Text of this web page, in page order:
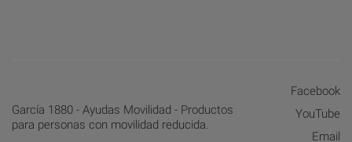
Facebook
YouTube
Email
García 1880 - Ayudas Movilidad - Productos
para personas con movilidad reducida.